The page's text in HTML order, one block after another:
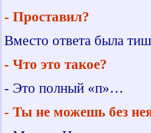
- Проставил?
Вместо ответа была
- Что это такое?
- Это полный «п»…
- Ты не можешь без